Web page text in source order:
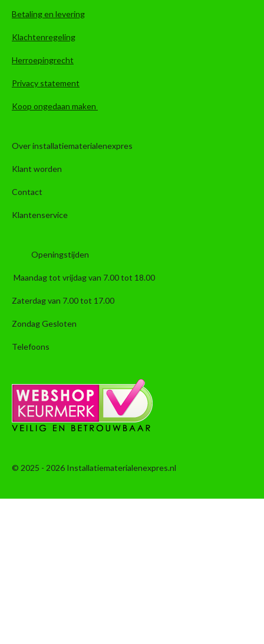
Betaling en levering
Klachtenregeling
Herroepingrecht
Privacy statement
Koop ongedaan maken
Over installatiematerialenexpres
Klant worden
Contact
Klantenservice
Openingstijden
Maandag tot vrijdag van 7.00 tot 18.00
Zaterdag van 7.00 tot 17.00
Zondag Gesloten
Telefoons
© 2025 - 2026 Installatiematerialenexpres.nl